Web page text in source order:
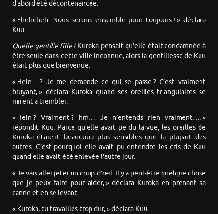
d’abord été décontenancée.
« Eheheheh. Nous serons ensemble pour toujours ! » déclara
Kuu.
Quelle gentille fille ! Kuroka pensait qu’elle était condamnée à
être seule dans cette ville inconnue, alors la gentillesse de Kuu
était plus que bienvenue.
« Hein… ? Je me demande ce qui se passe ? C’est vraiment
bruyant, » déclara Kuroka quand ses oreilles triangulaires se
mirent à trembler.
« Hein ? Vraiment ? hm… Je n’entends rien vraiment…, »
répondit Kuu. Parce qu’elle avait perdu la vue, les oreilles de
Kuroka étaient beaucoup plus sensibles que la plupart des
autres. C’est pourquoi elle avait pu entendre les cris de Kuu
quand elle avait été enlevée l’autre jour.
« Je vais aller jeter un coup d’œil. Il y a peut-être quelque chose
que je peux faire pour aider, » déclara Kuroka en prenant sa
canne et en se levant.
« Kuroka, tu travailles trop dur, » déclara Kuu.